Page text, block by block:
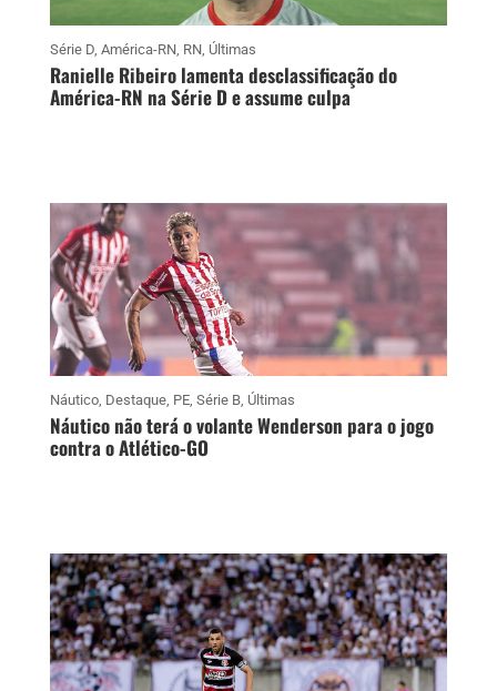
Série D, América-RN, RN, Últimas
Ranielle Ribeiro lamenta desclassificação do
América-RN na Série D e assume culpa
Náutico, Destaque, PE, Série B, Últimas
Náutico não terá o volante Wenderson para o jogo
contra o Atlético-GO